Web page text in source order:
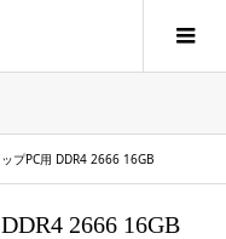
プPC用 DDR4 2666 16GB
2666 16GB